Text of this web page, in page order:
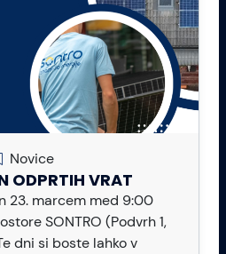
Novice
ODPRTIH VRAT
23. marcem med 9:00
SONTRO (Podvrh 1,
dni si boste lahko v